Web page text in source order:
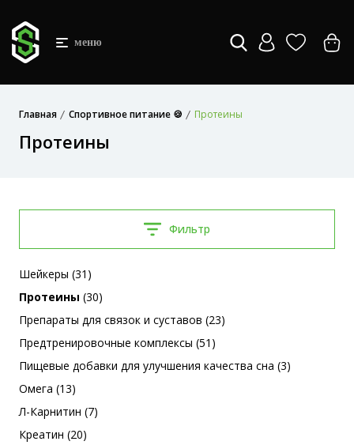
меню
Главная Спортивное питание 🍪 Протеины
Протеины
Фильтр
Шейкеры (31)
Протеины (30)
Препараты для связок и суставов (23)
Предтренировочные комплексы (51)
Пищевые добавки для улучшения качества сна (3)
Омега (13)
Л-Карнитин (7)
Креатин (20)